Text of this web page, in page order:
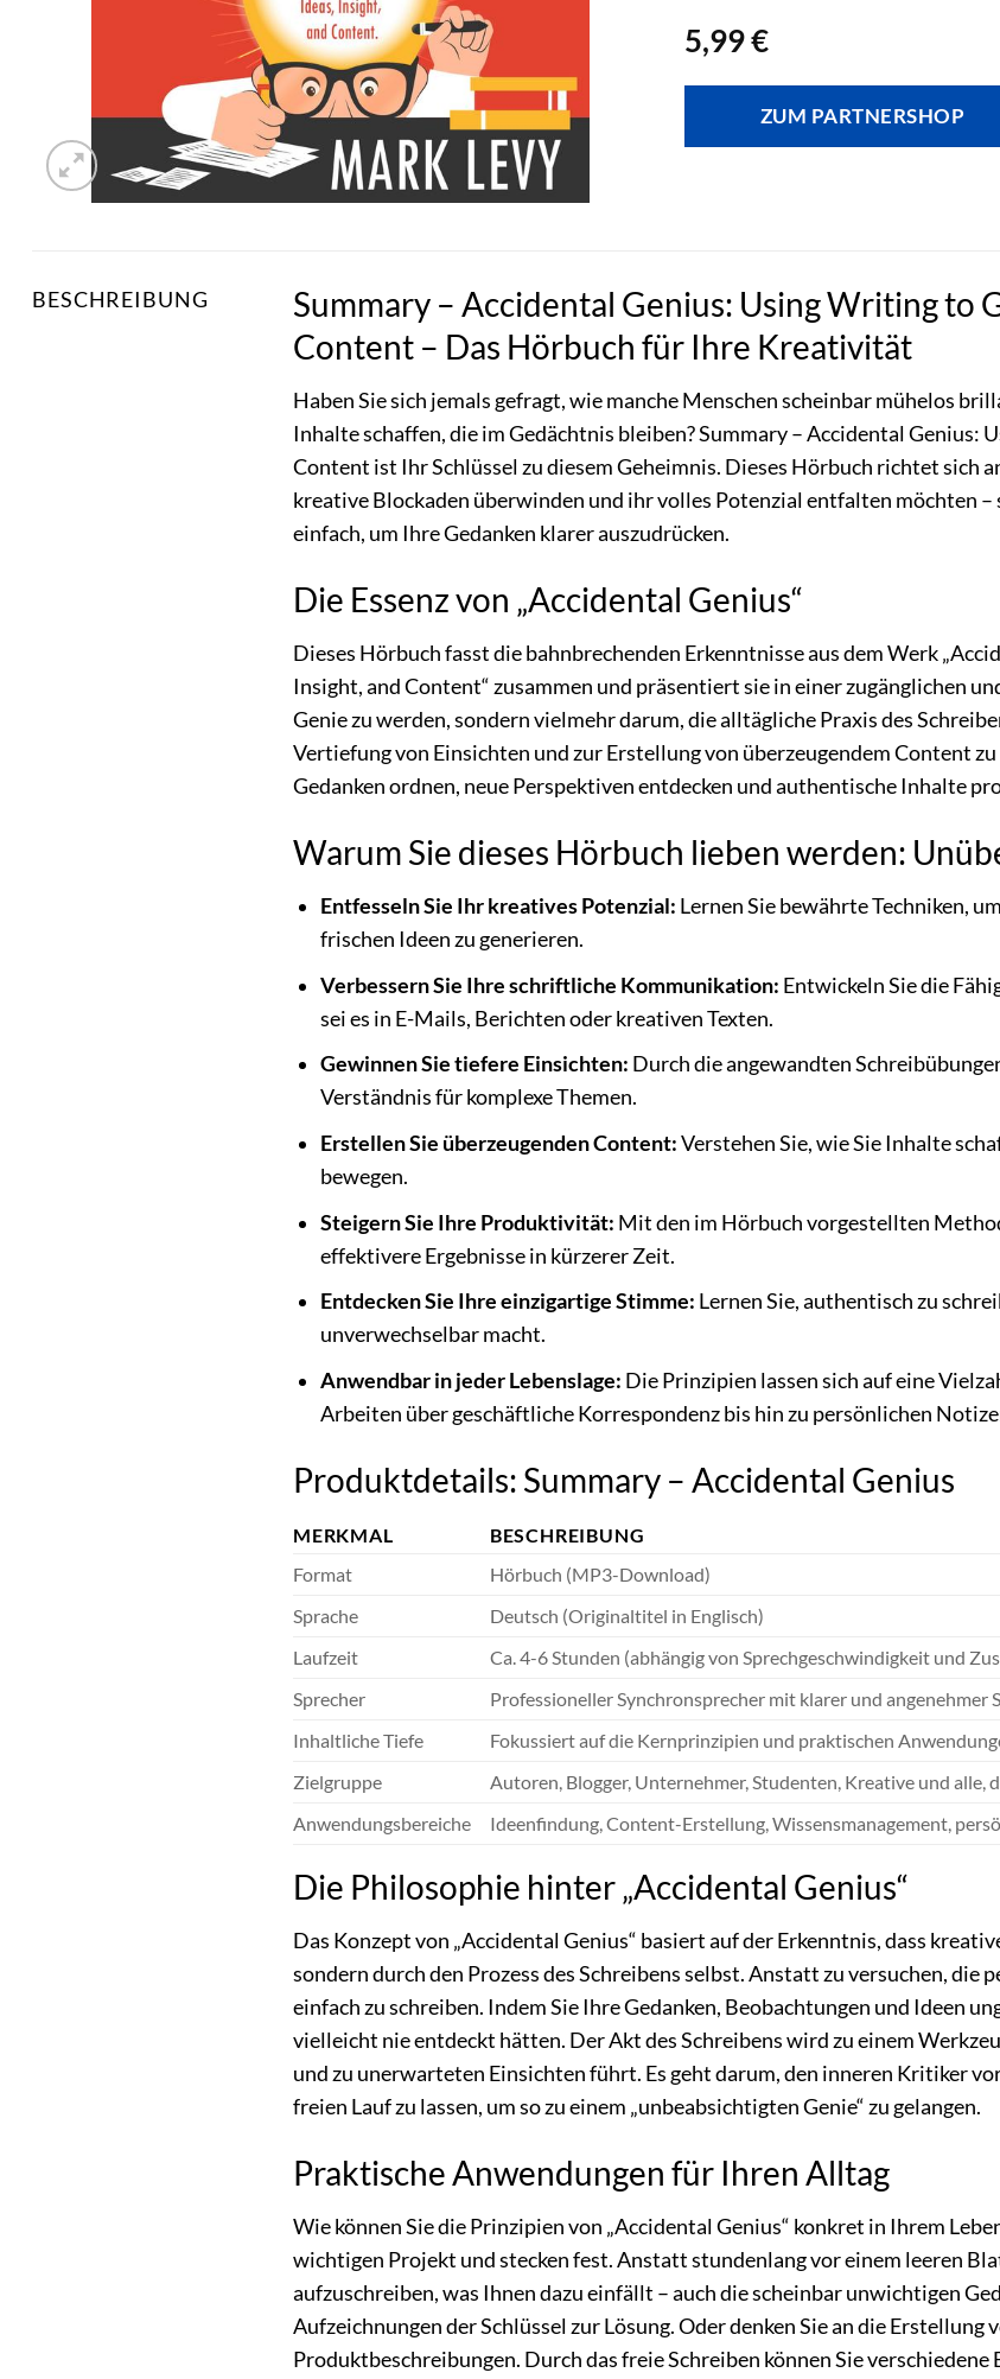
5,99€
ZUM PARTNERSHOP
BESCHREIBUNG
Summary – Accidental Genius: Using Writing to
Content – Das Hörbuch für Ihre Kreativität
Haben Sie sich jemals gefragt, wie manche Menschen scheinbar mühelos
Inhalte schaffen, die im Gedächtnis bleiben? Summary – Accidental Genius:
Content ist Ihr Schlüssel zu diesem Geheimnis. Dieses Hörbuch richtet sich
kreative Blockaden überwinden und ihr volles Potenzial entfalten möchten
einfach, um Ihre Gedanken klarer auszudrücken.
Die Essenz von „Accidental Genius“
Dieses Hörbuch fasst die bahnbrechenden Erkenntnisse aus dem Werk
Insight, and Content“ zusammen und präsentiert sie in einer zugänglichen
Genie zu werden, sondern vielmehr darum, die alltägliche Praxis des
Vertiefung von Einsichten und zur Erstellung von überzeugendem Content zu
Gedanken ordnen, neue Perspektiven entdecken und authentische Inhalte
Warum Sie dieses Hörbuch lieben werden:
Entfesseln Sie Ihr kreatives Potenzial: Lernen Sie bewährte Techniken,
frischen Ideen zu generieren.
Verbessern Sie Ihre schriftliche Kommunikation: Entwickeln Sie die
sei es in E-Mails, Berichten oder kreativen Texten.
Gewinnen Sie tiefere Einsichten: Durch die angewandten
Verständnis für komplexe Themen.
Erstellen Sie überzeugenden Content:Verstehen Sie, wie Sie Inhalte
bewegen.
Steigern Sie Ihre Produktivität: Mit den im Hörbuch vorgestellten
effektivere Ergebnisse in kürzerer Zeit.
Entdecken Sie Ihre einzigartige Stimme: Lernen Sie, authentisch zu
unverwechselbar macht.
Anwendbar in jeder Lebenslage: Die Prinzipien lassen sich auf eine
Arbeiten über geschäftliche Korrespondenz bis hin zu persönlichen
Produktdetails: Summary – Accidental Genius
MERKMAL
BESCHREIBUNG
Format
Hörbuch (MP3-Download)
Sprache
Deutsch (Originaltitel in Englisch)
Laufzeit
Ca. 4-6 Stunden (abhängig von Sprechgeschwindigkeit und
Sprecher
Professioneller Synchronsprecher mit klarer und angenehmer
Inhaltliche Tiefe
Fokussiert auf die Kernprinzipien und praktischen
Zielgruppe
Autoren, Blogger, Unternehmer, Studenten, Kreative und alle,
Anwendungsbereiche
Ideenfindung, Content-Erstellung, Wissensmanagement,
Die Philosophie hinter „Accidental Genius“
Das Konzept von „Accidental Genius“ basiert auf der Erkenntnis, dass
sondern durch den Prozess des Schreibens selbst. Anstatt zu versuchen, die
einfach zu schreiben. Indem Sie Ihre Gedanken, Beobachtungen und Ideen
vielleicht nie entdeckt hätten. Der Akt des Schreibens wird zu einem
und zu unerwarteten Einsichten führt. Es geht darum, den inneren Kritiker
freien Lauf zu lassen, um so zu einem „unbeabsichtigten Genie“ zu gelangen.
Praktische Anwendungen für Ihren Alltag
Wie können Sie die Prinzipien von „Accidental Genius“ konkret in Ihrem
wichtigen Projekt und stecken fest. Anstatt stundenlang vor einem leeren
aufzuschreiben, was Ihnen dazu einfällt – auch die scheinbar unwichtigen
Aufzeichnungen der Schlüssel zur Lösung. Oder denken Sie an die
Produktbeschreibungen. Durch das freie Schreiben können Sie